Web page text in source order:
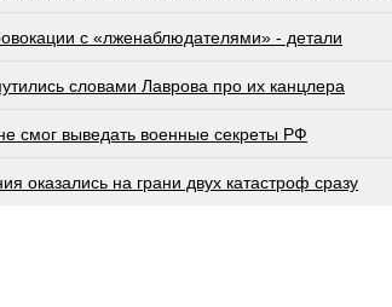
с «лженаблюдателями» - детали
словами Лаврова про их канцлера
смог выведать военные секреты РФ
оказались на грани двух катастроф сразу